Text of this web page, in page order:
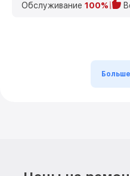
Обслуживание 100%